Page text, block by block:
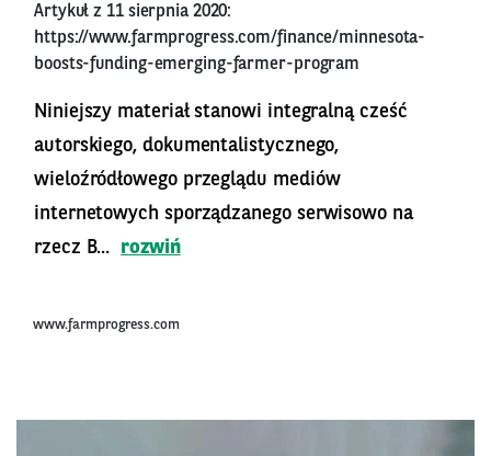
Artykuł z 11 sierpnia 2020:
https://www.farmprogress.com/finance/minnesota-
boosts-funding-emerging-farmer-program
Niniejszy materiał stanowi integralną cześć
autorskiego, dokumentalistycznego,
wieloźródłowego przeglądu mediów
internetowych sporządzanego serwisowo na
rzecz B...
rozwiń
www.farmprogress.com